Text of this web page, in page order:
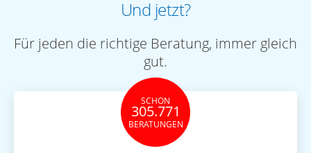
Und jetzt?
Für jeden die richtige Beratung, immer gleich
gut.
SCHON
305.771
BERATUNGEN